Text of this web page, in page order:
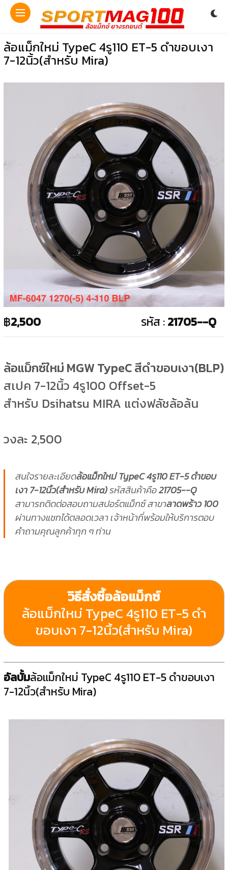
ล้อแม็กใหม่ TypeC 4รู110 ET-5 ดำขอบเงา
7-12นิ้ว(สำหรับ Mira)
฿2,500 รหัส :21705--Q
ล้อแม็กซ์ใหม่ MGW TypeC สีดำขอบเงา(BLP)
สเปค 7-12นิ้ว 4รู100 Offset-5
สำหรับ Dsihatsu MIRA แต่งฟลัชล้อล้น
วงละ 2,500
สนใจรายละเอียดล้อแม็กใหม่ TypeC 4รู110 ET-5 ดำขอบ
เงา 7-12นิ้ว(สำหรับ Mira)รหัสสินค้าคือ21705--Q
สามารถติดต่อสอบถามสปอร์ตแม็กซ์ สาขาลาดพร้าว 100
ผ่านทางแชทได้ตลอดเวลา เจ้าหน้าที่พร้อมให้บริการตอบ
คำถามคุณลูกค้าทุก ๆ ท่าน
วิธีสั่งซื้อล้อแม็กซ์
ล้อแม็กใหม่ TypeC 4รู110 ET-5 ดำ
ขอบเงา 7-12นิ้ว(สำหรับ Mira)
อัลบั้มล้อแม็กใหม่ TypeC 4รู110 ET-5 ดำขอบเงา
7-12นิ้ว(สำหรับ Mira)